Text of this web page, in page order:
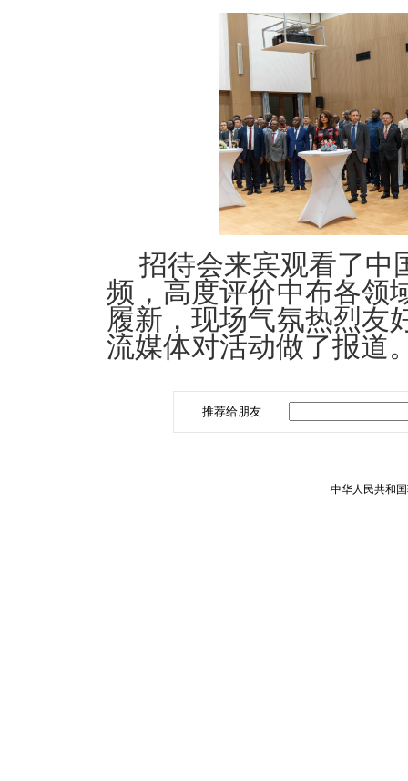
招待会来宾观看了中
频，高度评价中布各领
履新，现场气氛热烈友
流媒体对活动做了报道
推荐给朋友
中华人民共和